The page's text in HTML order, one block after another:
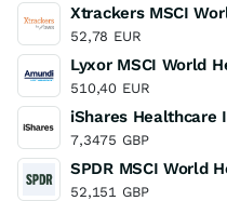
Xtrackers MSCI
52,78 EUR
Lyxor MSCI World
510,40 EUR
iShares Healthcare
7,3475 GBP
SPDR MSCI World
52,151 GBP